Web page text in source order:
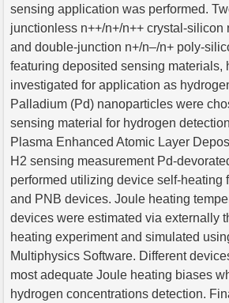
sensing application was performed.
junctionless n++/n+/n++ crystal-silicon
and double-junction n+/n–/n+ poly-
featuring deposited sensing materials,
investigated for application as
Palladium (Pd) nanoparticles were
sensing material for hydrogen
Plasma Enhanced Atomic Layer
H2 sensing measurement Pd-
performed utilizing device self-heating
and PNB devices. Joule heating
devices were estimated via externally
heating experiment and simulated
Multiphysics Software. Different
most adequate Joule heating biases
hydrogen concentrations detection.